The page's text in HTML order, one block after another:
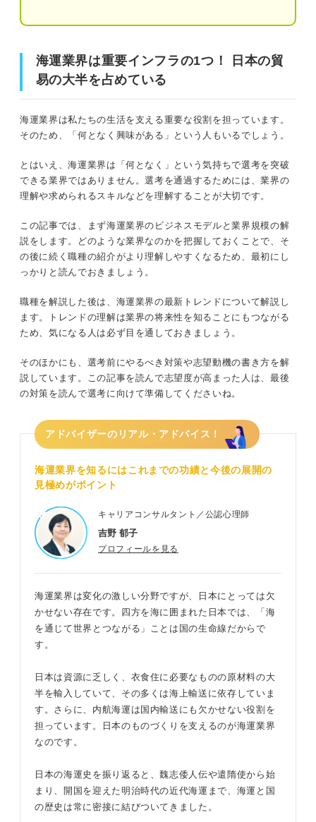
分析力
責任感
円滑なコミュニケーション能力
海運業界に就職するために必要な対策4選
業界の動向をしっかり把握する
各企業の違いを押さえる
国際性や志望度をアピールできるよう語学
力を鍛える
責任感や実行力を発揮したエピソードを用
意する
就職を迷っている人は必見！ 海運業界で働く魅力
スケールの大きい仕事ができる
海運業界の志望動機で盛り込みたい3つの要素
③入社後どう活躍できるか
例文①コミュニケーション能力を活かした
い
例文②規模の大きい仕事をしたい
例文④英語力を活かしたい
例文⑤分析力を発揮したい
海運業界は重要インフラの1つ！ 日本の貿
易の大半を占めている
海運業界は私たちの生活を支える重要な役割を担っています。
そのため、「何となく興味がある」という人もいるでしょう。
とはいえ、海運業界は「何となく」という気持ちで選考を突破
できる業界ではありません。選考を通過するためには、業界の
理解や求められるスキルなどを理解することが大切です。
この記事では、まず海運業界のビジネスモデルと業界規模の解
説をします。どのような業界なのかを把握しておくことで、そ
の後に続く職種の紹介がより理解しやすくなるため、最初にし
っかりと読んでおきましょう。
職種を解説した後は、海運業界の最新トレンドについて解説し
ます。トレンドの理解は業界の将来性を知ることにもつながる
ため、気になる人は必ず目を通しておきましょう。
そのほかにも、選考前にやるべき対策や志望動機の書き方を解
説しています。この記事を読んで志望度が高まった人は、最後
の対策を読んで選考に向けて準備してくださいね。
アドバイザーのリアル・アドバイス！
海運業界を知るにはこれまでの功績と今後の展開の
見極めがポイント
キャリアコンサルタント／公認心理師
吉野 郁子
プロフィールを見る
海運業界は変化の激しい分野ですが、日本にとっては欠
かせない存在です。四方を海に囲まれた日本では、「海
を通じて世界とつながる」ことは国の生命線だからで
す。
日本は資源に乏しく、衣食住に必要なものの原材料の大
半を輸入していて、その多くは海上輸送に依存していま
す。さらに、内航海運は国内輸送にも欠かせない役割を
担っています。日本のものづくりを支えるのが海運業界
なのです。
日本の海運史を振り返ると、魏志倭人伝や遣隋使から始
まり、開国を迎えた明治時代の近代海運まで、海運と国
の歴史は常に密接に結びついてきました。
ビジネスモデル
海運業界の市場規模
海上職
陸上職
世界情勢による原油価格の高騰
積極的なM＆A
環境保全への取り組み
デジタル化への対応
業界を支えているのはどんな企業？ 海運業界の大手5社
①日本郵船
②商船三井
③川崎汽船
⑤飯野海運
分析力
リーダーシップ
向学心
円滑なコミュニケーション能力
英語力
海運業界に就職するために必要な対策4選